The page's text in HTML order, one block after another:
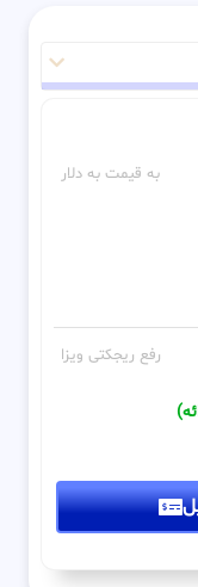
به قیمت به دلار
رفع ریجکتی ویزا